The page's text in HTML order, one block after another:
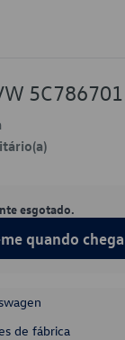
esgotado.
quando
de fábrica